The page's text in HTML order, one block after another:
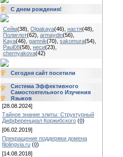
С днем рождения!
Сейм(38) Olgakaya(46) настя(48)
Полиглот(62) armaydin(56)
Kaya(46) gamnik(70) sakomura(54)
Paul08(58) неси(23)
chernyakova(42)
Сегодня сайт посетили
Система Эффективного
Самостоятельного Изучения
Языков
[28.08.2024]
Тайное знание элиты: Структурный
Дифференциал Коржибского (0)
[06.02.2019]
Прекращение поддержки домена
filolingvia.ru (0)
[14.08.2018]